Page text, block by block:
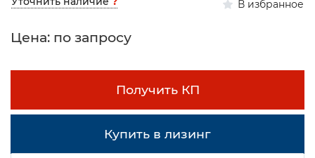
В избранное
Цена: по запросу
Получить КП
Купить в лизинг